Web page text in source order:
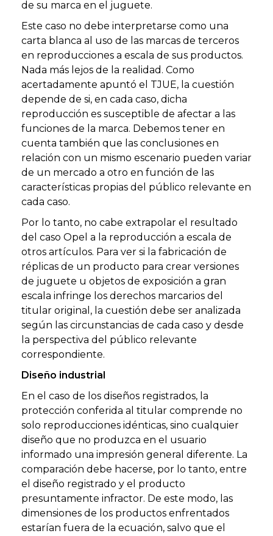
de su marca en el juguete.
Este caso no debe interpretarse como una
carta blanca al uso de las marcas de terceros
en reproducciones a escala de sus productos.
Nada más lejos de la realidad. Como
acertadamente apuntó el TJUE, la cuestión
depende de si, en cada caso, dicha
reproducción es susceptible de afectar a las
funciones de la marca. Debemos tener en
cuenta también que las conclusiones en
relación con un mismo escenario pueden variar
de un mercado a otro en función de las
características propias del público relevante en
cada caso.
Por lo tanto, no cabe extrapolar el resultado
del caso Opel a la reproducción a escala de
otros artículos. Para ver si la fabricación de
réplicas de un producto para crear versiones
de juguete u objetos de exposición a gran
escala infringe los derechos marcarios del
titular original, la cuestión debe ser analizada
según las circunstancias de cada caso y desde
la perspectiva del público relevante
correspondiente.
Diseño industrial
En el caso de los diseños registrados, la
protección conferida al titular comprende no
solo reproducciones idénticas, sino cualquier
diseño que no produzca en el usuario
informado una impresión general diferente. La
comparación debe hacerse, por lo tanto, entre
el diseño registrado y el producto
presuntamente infractor. De este modo, las
dimensiones de los productos enfrentados
estarían fuera de la ecuación, salvo que el